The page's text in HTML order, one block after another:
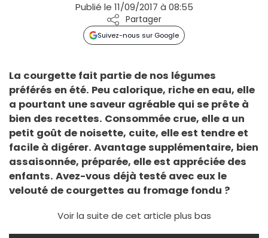
Publié le 11/09/2017 à 08:55
Partager
Suivez-nous sur Google
La courgette fait partie de nos légumes
préférés en été. Peu calorique, riche en eau, elle
a pourtant une saveur agréable qui se prête à
bien des recettes. Consommée crue, elle a un
petit goût de noisette, cuite, elle est tendre et
facile à digérer. Avantage supplémentaire, bien
assaisonnée, préparée, elle est appréciée des
enfants. Avez-vous déjà testé avec eux le
velouté de courgettes au fromage fondu ?
Voir la suite de cet article plus bas